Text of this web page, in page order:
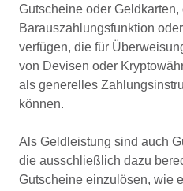
Gutscheine oder
Barauszahlungsfunktion
verfügen, die für
von Devisen oder
als generelles
können.
Als Geldleistung sind auch
die ausschließlich dazu
Gutscheine einzulösen, wie